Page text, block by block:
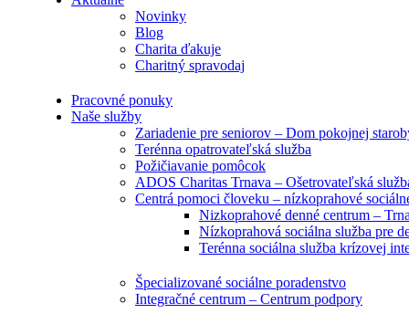
Novinky
Blog
Charita ďakuje
Charitný spravodaj
Pracovné ponuky
Naše služby
Zariadenie pre seniorov – Dom pokojnej
Terénna opatrovateľská služba
Požičiavanie pomôcok
ADOS Charitas Trnava – Ošetrovateľská
Centrá pomoci človeku – nízkoprahové
Nizkoprahové denné centrum –
Nízkoprahová sociálna služba pre
Terénna sociálna služba krízovej
Špecializované sociálne poradenstvo
Integračné centrum – Centrum podpory